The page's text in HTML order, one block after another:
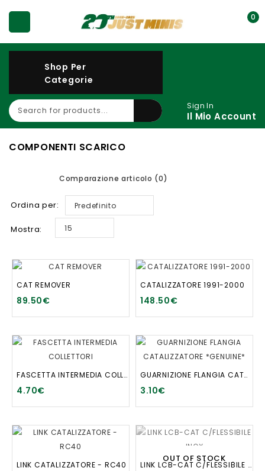
0
Shop Per
Categorie
Sign In
Il Mio Account
COMPONENTI SCARICO
Comparazione articolo (0)
Ordina per: Predefinito
Mostra: 15
CAT REMOVER
89.50€
CATALIZZATORE 1991-2000
148.50€
FASCETTA INTERMEDIA COLLETTORI
4.70€
GUARNIZIONE FLANGIA CATALIZZATORE *GENUINE*
3.10€
LINK CATALIZZATORE - RC40
OUT OF STOCK
LINK LCB-CAT C/FLESSIBILE INOX